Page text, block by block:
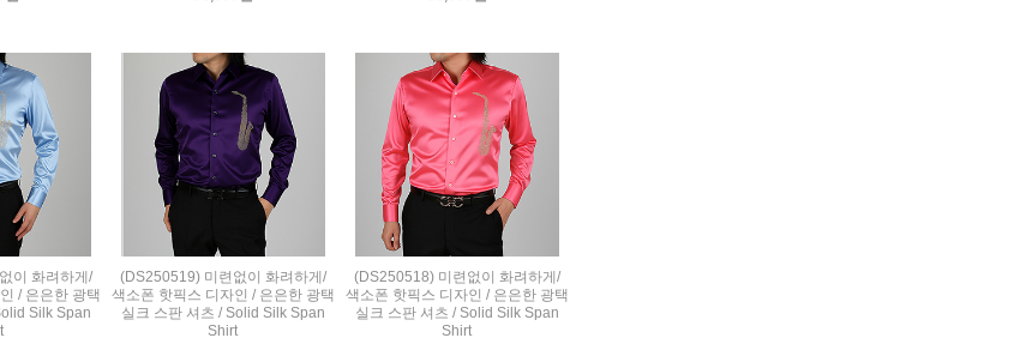
이 화려하게/
/ 은은한 광택
Silk Span
(DS250519) 미련없이 화려하게/
색소폰 핫픽스 디자인 / 은은한 광택
실크 스판 셔츠 / Solid Silk Span
Shirt
(DS250518) 미련없이 화려하게/
색소폰 핫픽스 디자인 / 은은한 광택
실크 스판 셔츠 / Solid Silk Span
Shirt